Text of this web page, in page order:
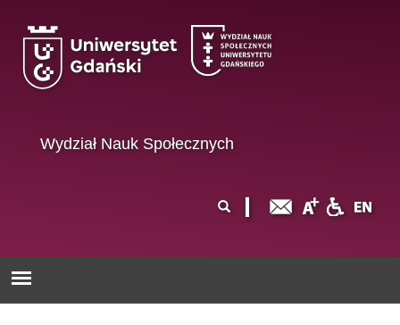
Wydział Nauk Społecznych
wyszukiwania